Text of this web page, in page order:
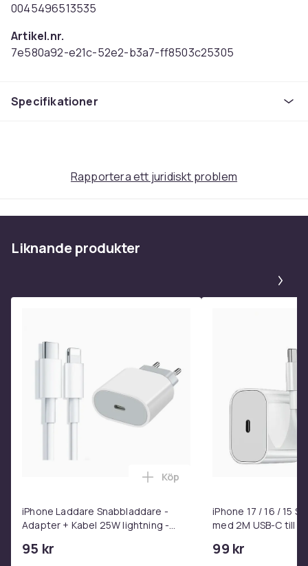
0045496513535
Artikel.nr.
7e580a92-e21c-52e2-b3a7-ff8503c25305
Specifikationer
Rapportera ett juridiskt problem
Liknande produkter
iPhone Laddare Snabbladdare -
Adapter + Kabel 25W lightning -
95 kr
Lägg till iPhone Laddare
Köp
iPhone 17 / 16 / 15
med 2M USB-C till
99 kr